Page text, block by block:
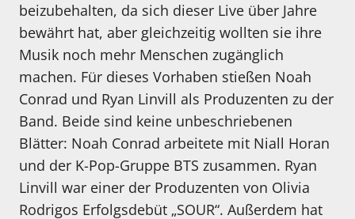
beizubehalten, da sich dieser Live über Jahre
bewährt hat, aber gleichzeitig wollten sie ihre
Musik noch mehr Menschen zugänglich
machen. Für dieses Vorhaben stießen Noah
Conrad und Ryan Linvill als Produzenten zu der
Band. Beide sind keine unbeschriebenen
Blätter: Noah Conrad arbeitete mit Niall Horan
und der K-Pop-Gruppe BTS zusammen. Ryan
Linvill war einer der Produzenten von Olivia
Rodrigos Erfolgsdebüt „SOUR“. Außerdem hat